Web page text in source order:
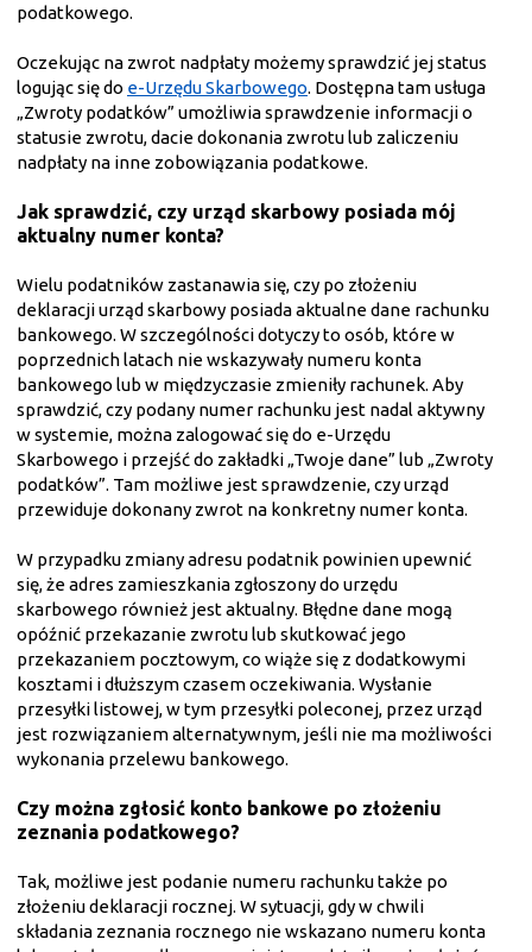
podatkowego.
Oczekując na zwrot nadpłaty możemy sprawdzić jej status
logując się do e-Urzędu Skarbowego. Dostępna tam usługa
„Zwroty podatków” umożliwia sprawdzenie informacji o
statusie zwrotu, dacie dokonania zwrotu lub zaliczeniu
nadpłaty na inne zobowiązania podatkowe.
Jak sprawdzić, czy urząd skarbowy posiada mój
aktualny numer konta?
Wielu podatników zastanawia się, czy po złożeniu
deklaracji urząd skarbowy posiada aktualne dane rachunku
bankowego. W szczególności dotyczy to osób, które w
poprzednich latach nie wskazywały numeru konta
bankowego lub w międzyczasie zmieniły rachunek. Aby
sprawdzić, czy podany numer rachunku jest nadal aktywny
w systemie, można zalogować się do e-Urzędu
Skarbowego i przejść do zakładki „Twoje dane” lub „Zwroty
podatków”. Tam możliwe jest sprawdzenie, czy urząd
przewiduje dokonany zwrot na konkretny numer konta.
W przypadku zmiany adresu podatnik powinien upewnić
się, że adres zamieszkania zgłoszony do urzędu
skarbowego również jest aktualny. Błędne dane mogą
opóźnić przekazanie zwrotu lub skutkować jego
przekazaniem pocztowym, co wiąże się z dodatkowymi
kosztami i dłuższym czasem oczekiwania. Wysłanie
przesyłki listowej, w tym przesyłki poleconej, przez urząd
jest rozwiązaniem alternatywnym, jeśli nie ma możliwości
wykonania przelewu bankowego.
Czy można zgłosić konto bankowe po złożeniu
zeznania podatkowego?
Tak, możliwe jest podanie numeru rachunku także po
złożeniu deklaracji rocznej. W sytuacji, gdy w chwili
składania zeznania rocznego nie wskazano numeru konta